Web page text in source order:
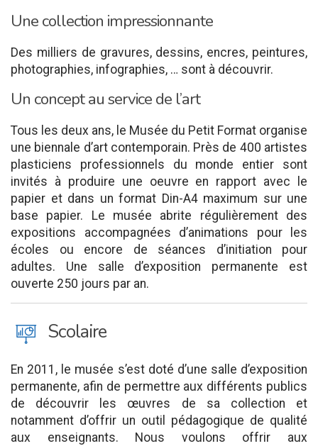
Une collection impressionnante
Des milliers de gravures, dessins, encres, peintures,
photographies, infographies, … sont à découvrir.
Un concept au service de l’art
Tous les deux ans, le Musée du Petit Format organise
une biennale d’art contemporain. Près de 400 artistes
plasticiens professionnels du monde entier sont
invités à produire une oeuvre en rapport avec le
papier et dans un format Din-A4 maximum sur une
base papier. Le musée abrite régulièrement des
expositions accompagnées d’animations pour les
écoles ou encore de séances d’initiation pour
adultes. Une salle d’exposition permanente est
ouverte 250 jours par an.
J Scolaire
En 2011, le musée s’est doté d’une salle d’exposition
permanente, afin de permettre aux différents publics
de découvrir les œuvres de sa collection et
notamment d’offrir un outil pédagogique de qualité
aux enseignants. Nous voulons offrir aux